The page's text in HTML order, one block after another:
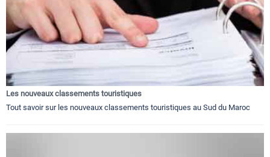
Les nouveaux classements touristiques
Tout savoir sur les nouveaux classements touristiques au Sud du Maroc